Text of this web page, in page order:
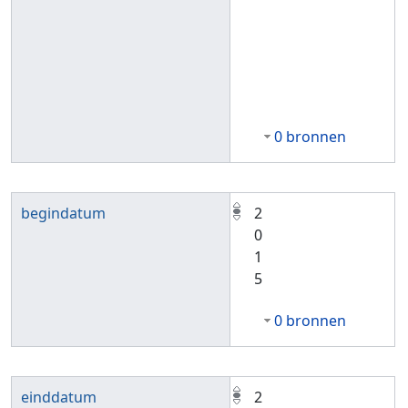
0 bronnen
begindatum
2
0
1
5
0 bronnen
einddatum 2